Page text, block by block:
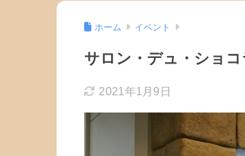
ホーム イベント
サロン・デュ・ショ
2021年1月9日